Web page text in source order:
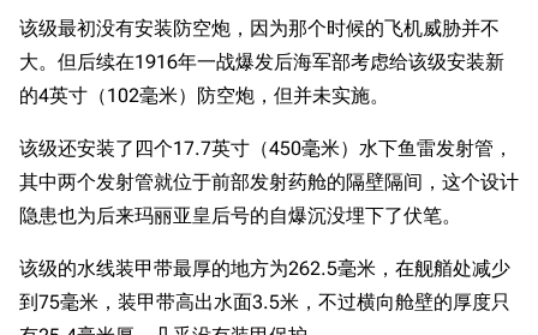
该级最初没有安装防空炮，因为那个时候的飞机威胁并不
大。但后续在1916年一战爆发后海军部考虑给该级安装新
的4英寸（102毫米）防空炮，但并未实施。
该级还安装了四个17.7英寸（450毫米）水下鱼雷发射管，
其中两个发射管就位于前部发射药舱的隔壁隔间，这个设计
隐患也为后来玛丽亚皇后号的自爆沉没埋下了伏笔。
该级的水线装甲带最厚的地方为262.5毫米，在舰艏处减少
到75毫米，装甲带高出水面3.5米，不过横向舱壁的厚度只